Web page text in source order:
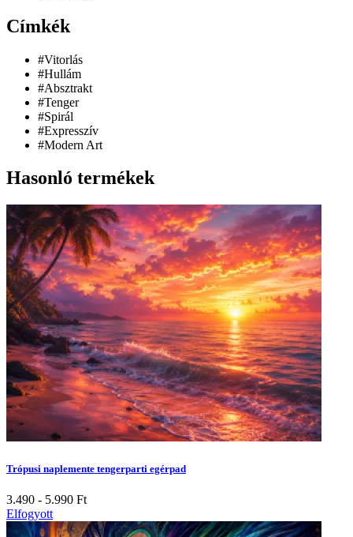
Címkék
#Vitorlás
#Hullám
#Absztrakt
#Tenger
#Spirál
#Expresszív
#Modern Art
Hasonló termékek
Trópusi naplemente tengerparti egérpad
3.490 - 5.990 Ft
Elfogyott